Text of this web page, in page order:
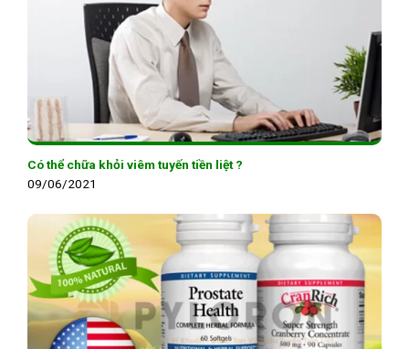
Có thể chữa khỏi viêm tuyến tiền liệt ?
09/06/2021